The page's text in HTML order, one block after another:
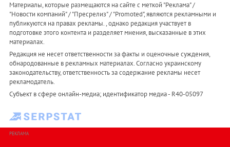
Материалы, которые размещаются на сайте с меткой "Реклама" /
"Новости компаний" / "Пресрелиз" / "Promoted", являются рекламными и
публикуются на правах рекламы. , однако редакция участвует в
подготовке этого контента и разделяет мнения, высказанные в этих
материалах.
Редакция не несет ответственности за факты и оценочные суждения,
обнародованные в рекламных материалах. Согласно украинскому
законодательству, ответственность за содержание рекламы несет
рекламодатель.
Субъект в сфере онлайн-медиа; идентификатор медиа - R40-05097
РЕКЛАМА